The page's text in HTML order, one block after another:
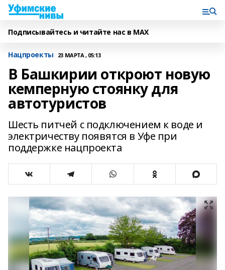
Подписывайтесь и читайте нас в MAX
Нацпроекты 23 МАРТА , 05:13
В Башкирии откроют новую
кемперную стоянку для
автотуристов
Шесть питчей с подключением к воде и
электричеству появятся в Уфе при
поддержке нацпроекта